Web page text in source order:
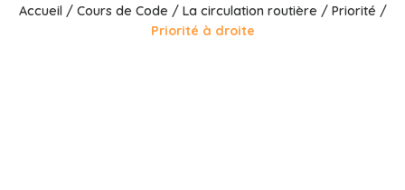
Accueil / Cours de Code / La circulation routière / Priorité /
Priorité à droite